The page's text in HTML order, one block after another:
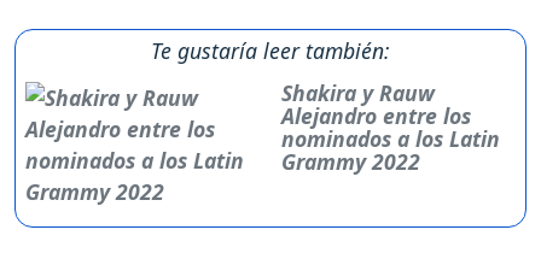
Te gustaría leer también:
Shakira y Rauw
Alejandro entre los
nominados a los Latin
Grammy 2022